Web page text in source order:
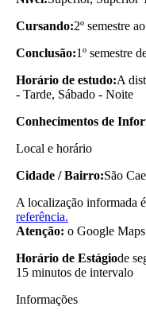
Cursando:2º semestre
Conclusão:1º semestre
Horário de estudo:A
- Tarde, Sábado - Noite
Conhecimentos de
Local e horário
Cidade / Bairro:São
A localização informada é
referência.
Atenção: o Google
Horário de Estágiode
15 minutos de intervalo
Informações